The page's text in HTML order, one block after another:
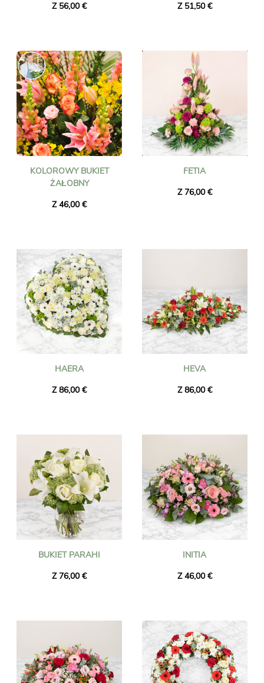
Z 56,00 € Z 51,50 €
KOLOROWY BUKIET
ŻAŁOBNY
Z 46,00 €
FETIA
Z 76,00 €
HAERA
Z 86,00 €
HEVA
Z 86,00 €
BUKIET PARAHI
Z 76,00 €
INITIA
Z 46,00 €